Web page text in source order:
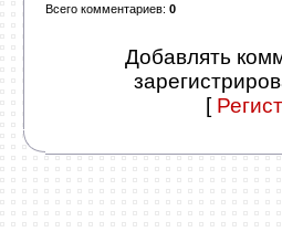
Всего комментариев: 0
Добавлять
[